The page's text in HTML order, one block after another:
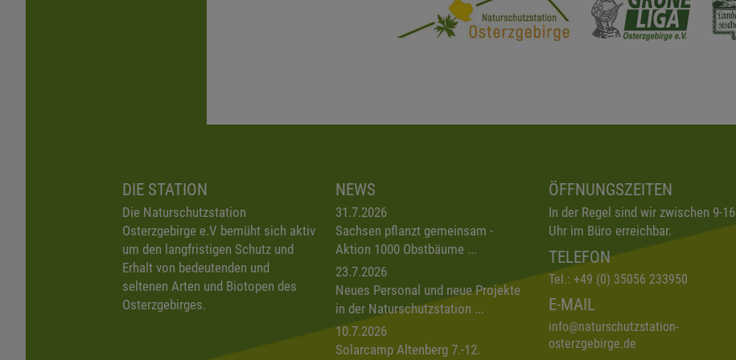
DIE STATION
Die Naturschutzstation
Osterzgebirge e.V bemüht sich aktiv
um den langfristigen Schutz und
Erhalt von bedeutenden und
seltenen Arten und Biotopen des
Osterzgebirges.
NEWS
31.7.2026
Sachsen pflanzt gemeinsam -
Aktion 1000 Obstbäume ...
23.7.2026
Neues Personal und neue Projekte
in der Naturschutzstation ...
10.7.2026
Solarcamp Altenberg 7.-12.
ÖFFNUNGSZEITEN
In der Regel sind wir zwischen 9-16
Uhr im Büro erreichbar.
TELEFON
Tel.: +49 (0) 35056 233950
E-MAIL
info@naturschutzstation-
osterzgebirge.de